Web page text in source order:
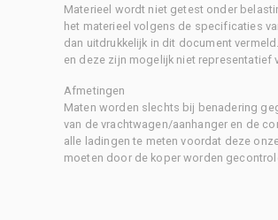
Materieel wordt niet getest onder
het materieel volgens de specificaties
dan uitdrukkelijk in dit document
en deze zijn mogelijk niet representatief
Afmetingen
Maten worden slechts bij benadering
van de vrachtwagen/aanhanger en de
alle ladingen te meten voordat deze
moeten door de koper worden